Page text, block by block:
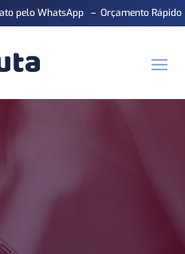
pelo WhatsApp– Orçamento Rápido